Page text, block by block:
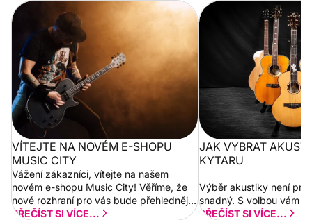
Vítejte na novém e-shopu Music
City
VÍTEJTE NA NOVÉM E-SHOPU
MUSIC CITY
Vážení zákazníci, vítejte na našem
novém e-shopu Music City! Věříme, že
nové rozhraní pro vás bude přehlednější
a rychlejší. Postupně budeme přidávat
PŘEČÍST SI VÍCE...
Jak vybrat
JAK VYBRAT
KYTARU
Výběr akustiky není pro
snadný. S volbou vám
PŘEČÍST SI VÍCE...